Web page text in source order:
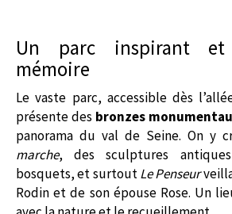
Un parc inspirant
mémoire
Le vaste parc, accessible dès
présente des bronzes
panorama du val de Seine. On y
marche, des sculptures
bosquets, et surtoutLe Penseur
Rodin et de son épouse Rose. Un